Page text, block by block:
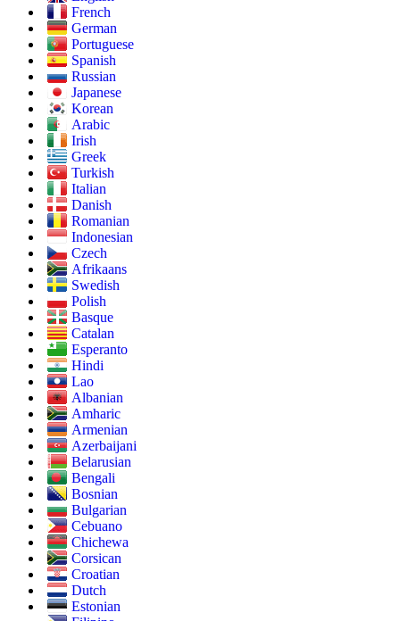
French
German
Portuguese
Spanish
Russian
Japanese
Korean
Arabic
Irish
Greek
Turkish
Italian
Danish
Romanian
Indonesian
Czech
Afrikaans
Swedish
Polish
Basque
Catalan
Esperanto
Hindi
Lao
Albanian
Amharic
Armenian
Azerbaijani
Belarusian
Bengali
Bosnian
Bulgarian
Cebuano
Chichewa
Corsican
Croatian
Dutch
Estonian